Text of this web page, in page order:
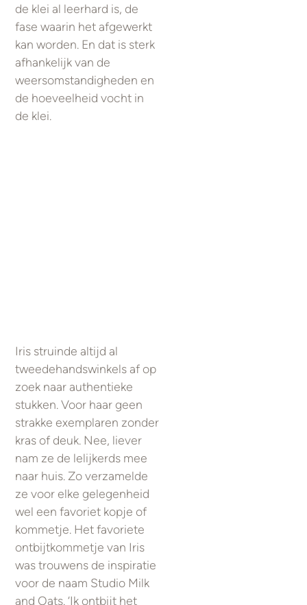
de klei al leerhard is, de
fase waarin het afgewerkt
kan worden. En dat is sterk
afhankelijk van de
weersomstandig­heden en
de hoeveelheid vocht in
de klei.
Iris struinde altijd al
tweedehandswinkels af op
zoek naar authentieke
stukken. Voor haar geen
strakke exemplaren zonder
kras of deuk. Nee, liever
nam ze de lelijkerds mee
naar huis. Zo verzamelde
ze voor elke gelegenheid
wel een favoriet kopje of
kommetje. Het favoriete
ontbijtkommetje van Iris
was trouwens de inspiratie
voor de naam Studio Milk
and Oats. ‘Ik ontbijt het